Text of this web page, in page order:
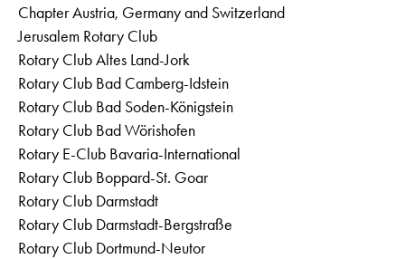
Chapter Austria, Germany and Switzerland
Jerusalem Rotary Club
Rotary Club Altes Land-Jork
Rotary Club Bad Camberg-Idstein
Rotary Club Bad Soden-Königstein
Rotary Club Bad Wörishofen
Rotary E-Club Bavaria-International
Rotary Club Boppard-St. Goar
Rotary Club Darmstadt
Rotary Club Darmstadt-Bergstraße
Rotary Club Dortmund-Neutor